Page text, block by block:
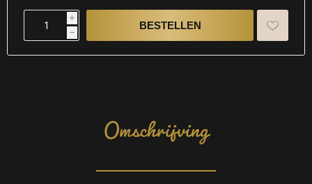
i
h
Omschrijving